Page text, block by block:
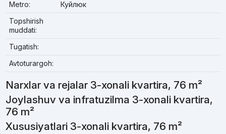
Metro:
Куйлюк
Topshirish
muddati:
Tugatish:
Avtoturargoh:
Narxlar va rejalar 3-xonali kvartira, 76 m²
Joylashuv va infratuzilma 3-xonali kvartira,
76 m²
Xususiyatlari 3-xonali kvartira, 76 m²